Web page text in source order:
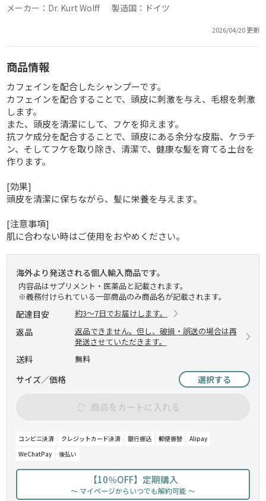
メーカー：Dr. Kurt Wolff 製造国：ドイツ
2026/04/20 更新
商品情報
カフェインを配合したシャンプーです。
カフェインを配合することで、頭皮に刺激を与え、毛根を刺激
します。
また、頭皮を清潔にして、フケを抑えます。
抗フケ成分を配合することで、頭皮にある余分な皮脂、ケラチ
ン、そしてフケを取り除き、清潔で、健康な髪を育てる土台を
作ります。
[効果]
頭皮を清潔に保ちながら、髪に栄養を与えます。
[注意事項]
肌に合わない時はご使用をおやめください。
海外より発送される個人輸入商品です。
内容品はサプリメント・医薬品と記載されます。
※義務付けられている一部商品のみ商品名が記載されます。
配達目安 約3～7日でお届けします。
返品
返品できません。但し、破損・誤送の場合は再
発送させていただきます。
送料 無料
サイズ／価格 選択する
商品をカートに入れる
コンビニ決済 クレジットカード決済 銀行振込 郵便振替
Alipay
WeChatPay
後払い
【10％OFF】定期購入
～ マイページからいつでも解約可能 ～